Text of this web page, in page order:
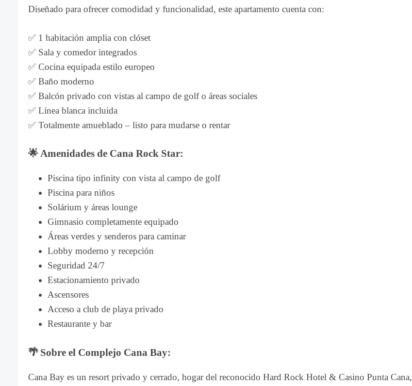
Diseñado para ofrecer comodidad y funcionalidad, este apartamento cuenta con:
✅ 1 habitación amplia con clóset
✅ Sala y comedor integrados
✅ Cocina equipada estilo europeo
✅ Baño moderno
✅ Balcón privado con vistas al campo de golf o áreas sociales
✅ Línea blanca incluida
✅ Totalmente amueblado – listo para mudarse o rentar
🌟Amenidades de Cana Rock Star:
Piscina tipo infinity con vista al campo de golf
Piscina para niños
Solárium y áreas lounge
Gimnasio completamente equipado
Áreas verdes y senderos para caminar
Lobby moderno y recepción
Seguridad 24/7
Estacionamiento privado
Ascensores
Acceso a club de playa privado
Restaurante y bar
🌴 Sobre el Complejo Cana Bay:
Cana Bay es un resort privado y cerrado, hogar del reconocido Hard Rock Hotel & Casino Punta Cana,